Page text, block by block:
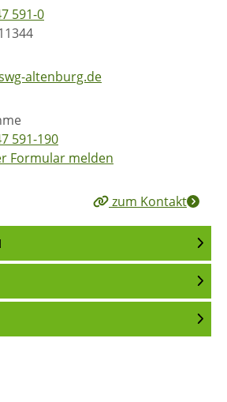
591-0
altenburg.de
591-190
Formular melden
zum Kontakt